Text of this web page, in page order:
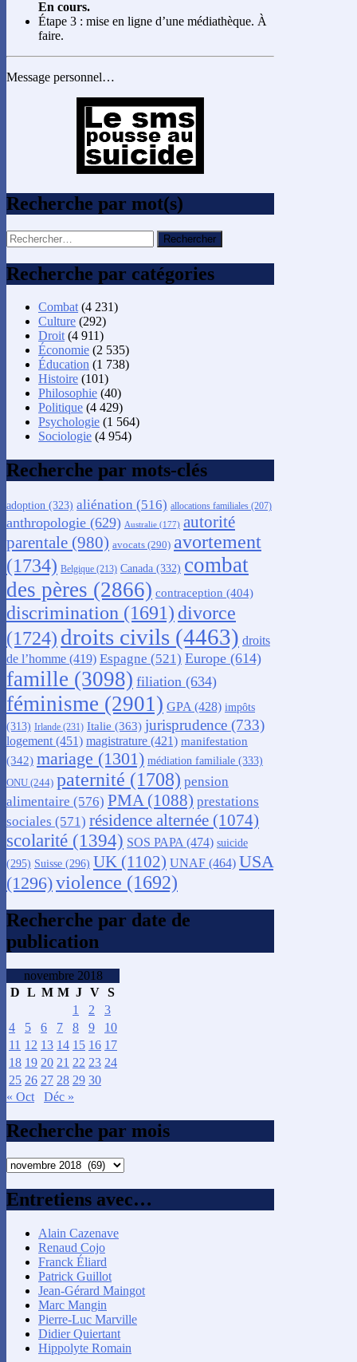
En cours.
Étape 3 : mise en ligne d’une médiathèque. À
faire.
Message personnel…
Recherche par mot(s)
Rechercher :
Recherche par catégories
Combat(4 231)
Culture (292)
Droit(4 911)
Économie (2 535)
Éducation (1 738)
Histoire (101)
Philosophie (40)
Politique (4 429)
Psychologie (1 564)
Sociologie (4 954)
Recherche par mots-clés
adoption (323) aliénation (516) allocations familiales (207)
anthropologie (629) Australie (177) autorité
parentale (980) avocats (290) avortement
(1734) Belgique (213) Canada (332) combat
des pères (2866) contraception (404)
discrimination (1691) divorce
(1724) droits civils (4463) droits
de l’homme (419) Espagne (521) Europe (614)
famille (3098) filiation (634)
féminisme (2901) GPA (428) impôts
(313) Irlande (231) Italie (363) jurisprudence (733)
logement (451) magistrature (421) manifestation
(342) mariage (1301) médiation familiale (333)
ONU (244) paternité (1708) pension
alimentaire (576) PMA(1088) prestations
sociales (571) résidence alternée (1074)
scolarité (1394) SOS PAPA(474) suicide
(295) Suisse (296) UK (1102) UNAF (464) USA
(1296)violence (1692)
Recherche par date de
publication
novembre 2018
D L M M J V S
1
2
3
4
5 6 7 8 9
10
11 12 13 14 15 16 17
18 19 20 21 22 23 24
25 26 27 28 29 30
« Oct
Déc »
Recherche par mois
Recherche
mois
Entretiens avec…
Alain Cazenave
Renaud Cojo
Franck Éliard
Patrick Guillot
Jean-Gérard Maingot
Marc Mangin
Pierre-Luc Marville
Didier Quiertant
Hippolyte Romain